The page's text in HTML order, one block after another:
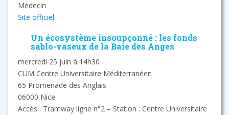
Médecin
Site officiel
Un écosystème insoupçonné : les fonds
sablo-vaseux de la Baie des Anges
mercredi 25 juin à 14h30
CUM Centre Universitaire Méditerranéen
65 Promenade des Anglais
06000 Nice
Accès : Tramway ligne n°2 – Station : Centre Universitaire